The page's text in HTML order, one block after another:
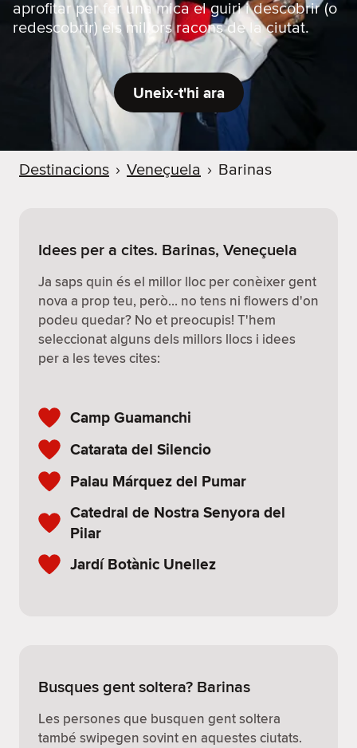
aprofitar per fer una mica el guiri i descobrir (o
redescobrir) els millors racons de la ciutat.
Uneix-t'hi ara
Destinacions › Veneçuela › Barinas
Idees per a cites. Barinas, Veneçuela
Ja saps quin és el millor lloc per conèixer gent
nova a prop teu, però… no tens ni flowers d'on
podeu quedar? No et preocupis! T'hem
seleccionat alguns dels millors llocs i idees
per a les teves cites:
Camp Guamanchi
Catarata del Silencio
Palau Márquez del Pumar
Catedral de Nostra Senyora del
Pilar
Jardí Botànic Unellez
Busques gent soltera? Barinas
Les persones que busquen gent soltera
també swipegen sovint en aquestes ciutats.